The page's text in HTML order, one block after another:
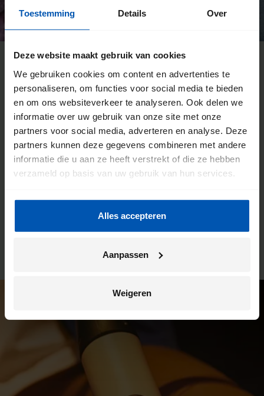
Toestemming Details Over
Deze website maakt gebruik van cookies
We gebruiken cookies om content en advertenties te
personaliseren, om functies voor social media te bieden
en om ons websiteverkeer te analyseren. Ook delen we
informatie over uw gebruik van onze site met onze
partners voor social media, adverteren en analyse. Deze
partners kunnen deze gegevens combineren met andere
informatie die u aan ze heeft verstrekt of die ze hebben
verzameld op basis van uw gebruik van hun services.
Alles accepteren
Aanpassen
Weigeren
De voordelen van een Gazelle
fietsenwinkel
We willen dat jij de meeste kilometers uit jouw fiets haalt.
Daarom werken we intensief samen met onze fietsenwinkels.
Je kunt hier altijd terecht voor advies, maar dit is ook de plek
tijd toe aan een onderhoudsbeurt? Ook dan kun je weer bij
deze winkel terecht. Zo heb je altijd een vast en vertrouwd